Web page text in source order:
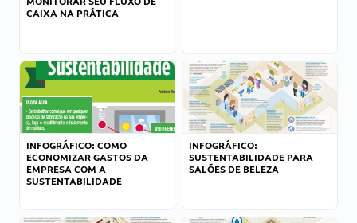
CAIXA NA PRÁTICA
INFOGRÁFICO: COMO
ECONOMIZAR GASTOS DA
EMPRESA COM A
SUSTENTABILIDADE
INFOGRÁFICO:
SUSTENTABILIDADE PARA
SALÕES DE BELEZA